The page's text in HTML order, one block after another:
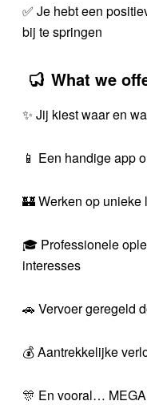
✅ Je hebt een
bij te springen
What we
✨ Jij kiest waar en
📱 Een handige app
🏰 Werken op
🎓 Professionele
interesses
🚗 Vervoer geregeld
💰 Aantrekkelijke
🎊 En vooral…